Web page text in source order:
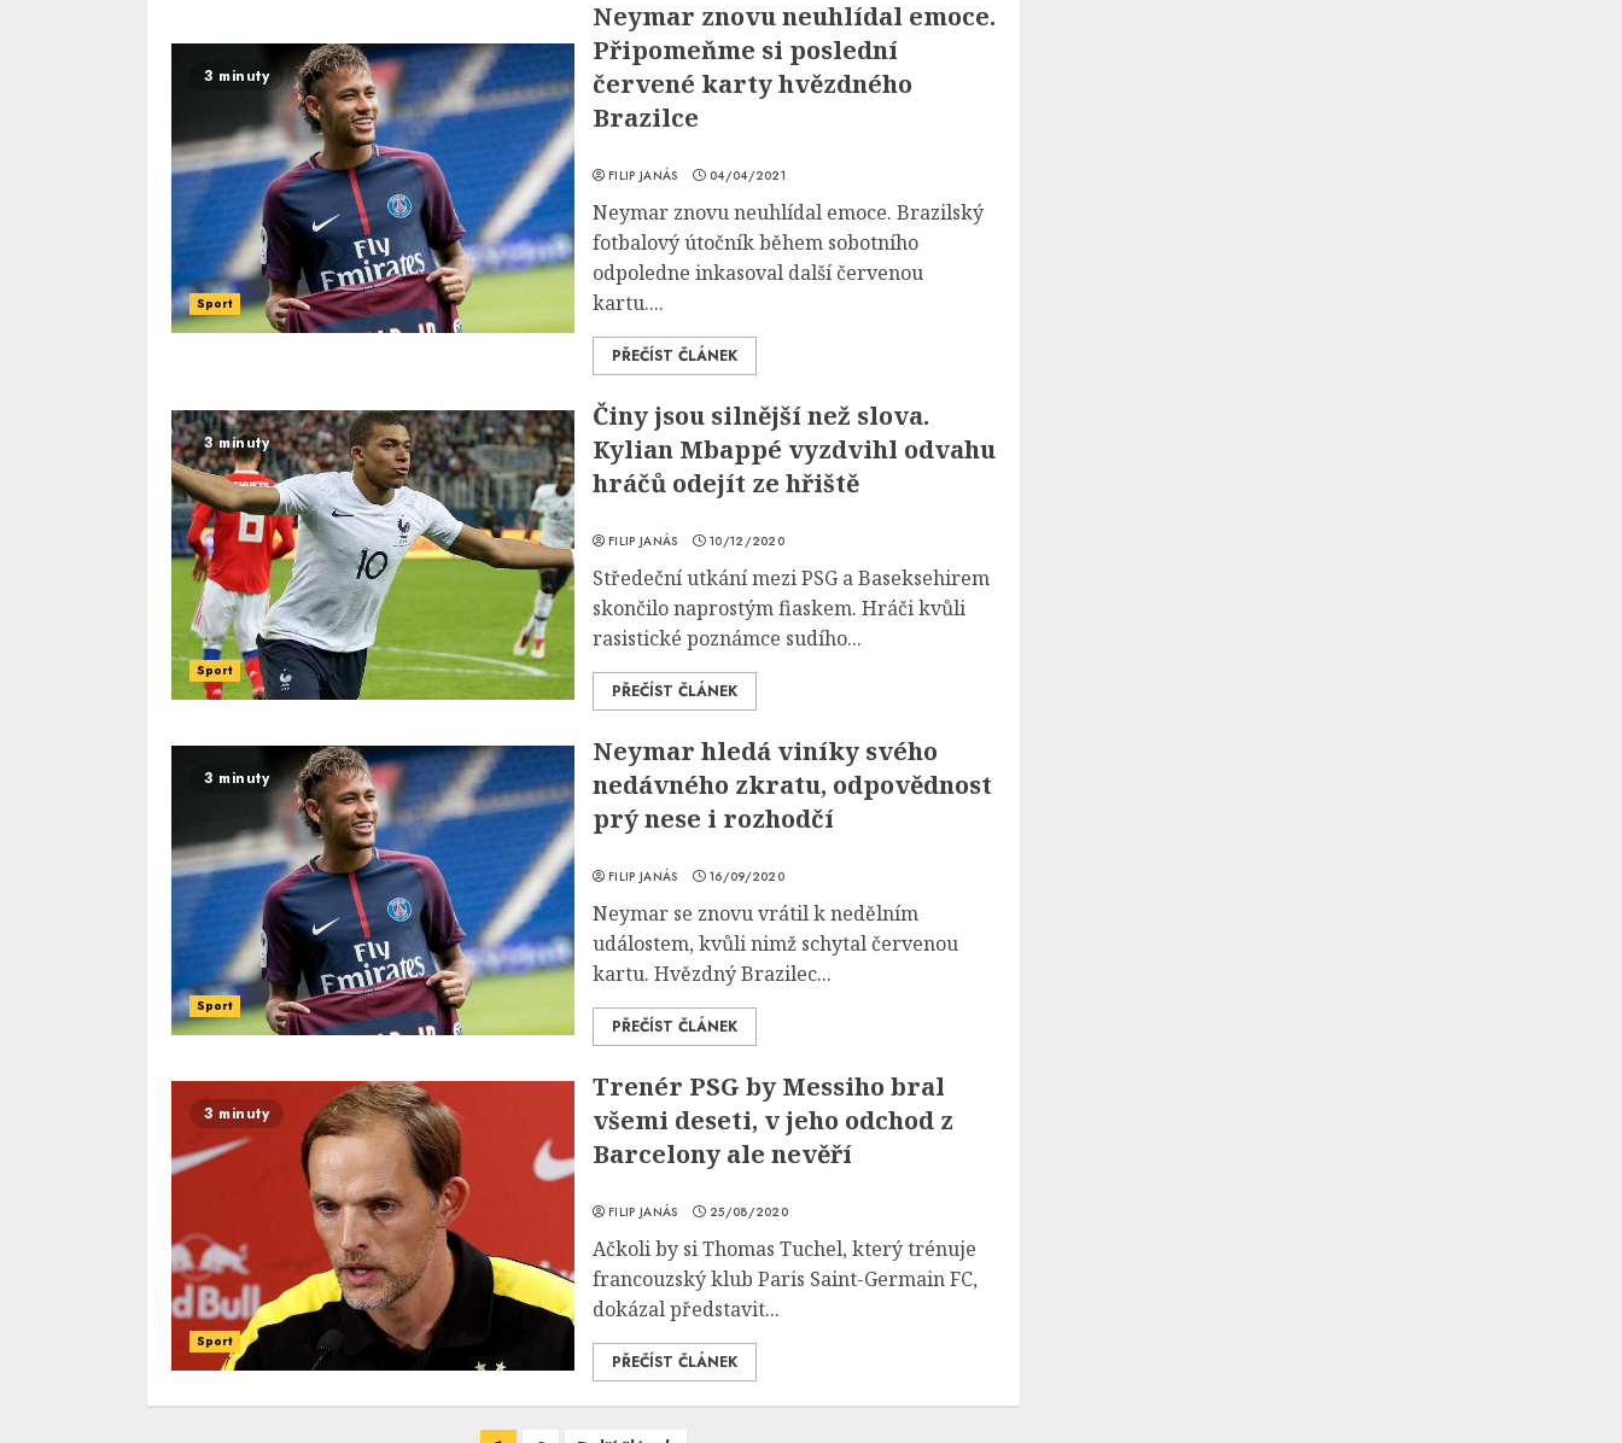
3 minuty
Sport
Neymar znovu neuhlídal emoce.
Připomeňme si poslední
červené karty hvězdného
Brazilce
FILIP JANÁS 04/04/2021
Neymar znovu neuhlídal emoce. Brazilský
fotbalový útočník během sobotního
odpoledne inkasoval další červenou
kartu....
PŘEČÍST ČLÁNEK
3 minuty
Sport
Činy jsou silnější než slova.
Kylian Mbappé vyzdvihl odvahu
hráčů odejít ze hřiště
FILIP JANÁS 10/12/2020
Středeční utkání mezi PSG a Baseksehirem
skončilo naprostým fiaskem. Hráči kvůli
rasistické poznámce sudího...
PŘEČÍST ČLÁNEK
3 minuty
Sport
Neymar hledá viníky svého
nedávného zkratu, odpovědnost
prý nese i rozhodčí
FILIP JANÁS 16/09/2020
Neymar se znovu vrátil k nedělním
událostem, kvůli nimž schytal červenou
kartu. Hvězdný Brazilec...
PŘEČÍST ČLÁNEK
3 minuty
Sport
Trenér PSG by Messiho bral
všemi deseti, v jeho odchod z
Barcelony ale nevěří
FILIP JANÁS 25/08/2020
Ačkoli by si Thomas Tuchel, který trénuje
francouzský klub Paris Saint-Germain FC,
dokázal představit...
PŘEČÍST ČLÁNEK